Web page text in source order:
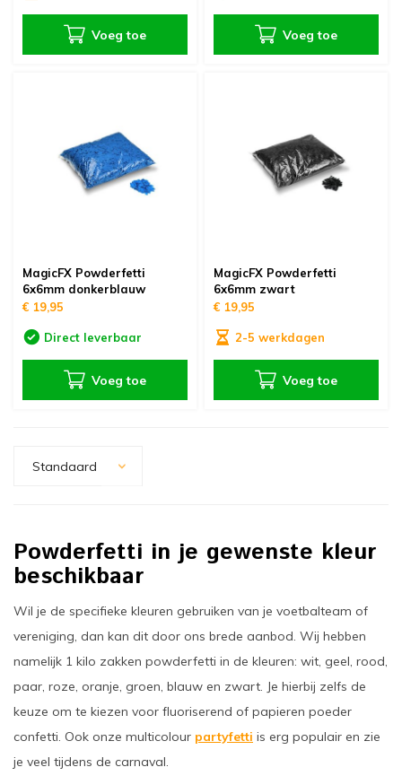
Voeg toe Voeg toe
MagicFX Powderfetti
6x6mm donkerblauw
€ 19,95
Direct leverbaar
Voeg toe
MagicFX Powderfetti
6x6mm zwart
€ 19,95
2-5 werkdagen
Voeg toe
Standaard
Powderfetti in je gewenste kleur
beschikbaar
Wil je de specifieke kleuren gebruiken van je voetbalteam of
vereniging, dan kan dit door ons brede aanbod. Wij hebben
namelijk 1 kilo zakken powderfetti in de kleuren: wit, geel, rood,
paar, roze, oranje, groen, blauw en zwart. Je hierbij zelfs de
keuze om te kiezen voor fluoriserend of papieren poeder
confetti. Ook onze multicolour partyfetti is erg populair en zie
je veel tijdens de carnaval.